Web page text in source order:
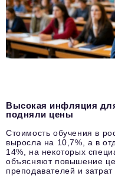
Высокая инфляция
подняли цены
Стоимость обучения в
выросла на 10,7%, а в
14%, на некоторых
объясняют повышение
преподавателей и затрат